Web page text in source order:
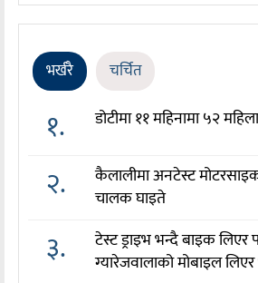
भर्खरै चर्चित
१. डोटीमा ११ महिनामा ५२
२.
कैलालीमा अनटेस्ट
चालक घाइते
३.
टेस्ट ड्राइभ भन्दै बाइक लिएर
ग्यारेजवालाको मोबाइल